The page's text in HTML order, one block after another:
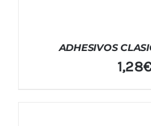
ADHESIVOS
1,28